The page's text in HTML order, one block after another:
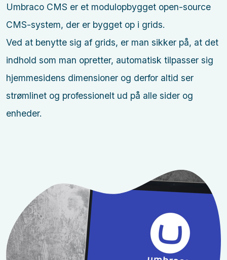
Umbraco CMS er et modulopbygget open-source
CMS-system, der er bygget op i grids.
Ved at benytte sig af grids, er man sikker på, at det
indhold som man opretter, automatisk tilpasser sig
hjemmesidens dimensioner og derfor altid ser
strømlinet og professionelt ud på alle sider og
enheder.